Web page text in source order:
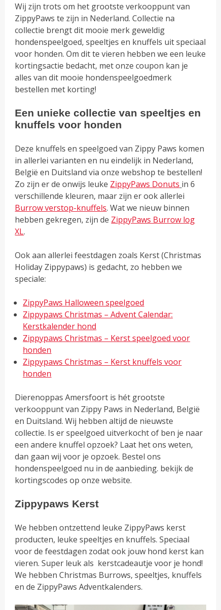
Wij zijn trots om het grootste verkooppunt van
ZippyPaws te zijn in Nederland. Collectie na
collectie brengt dit mooie merk geweldig
hondenspeelgoed, speeltjes en knuffels uit speciaal
voor honden. Om dit te vieren hebben we een leuke
kortingsactie bedacht, met onze coupon kan je
alles van dit mooie hondenspeelgoedmerk
bestellen met korting!
Een unieke collectie van speeltjes en
knuffels voor honden
Deze knuffels en speelgoed van Zippy Paws komen
in allerlei varianten en nu eindelijk in Nederland,
België en Duitsland via onze webshop te bestellen!
Zo zijn er de onwijs leuke ZippyPaws Donuts in 6
verschillende kleuren, maar zijn er ook allerlei
Burrow verstop-knuffels. Wat we nieuw binnen
hebben gekregen, zijn de ZippyPaws Burrow log
XL.
Ook aan allerlei feestdagen zoals Kerst (Christmas
Holiday Zippypaws) is gedacht, zo hebben we
speciale:
ZippyPaws Halloween speelgoed
Zippypaws Christmas – Advent Calendar:
Kerstkalender hond
Zippypaws Christmas – Kerst speelgoed voor
honden
Zippypaws Christmas – Kerst knuffels voor
honden
Dierenoppas Amersfoort is hét grootste
verkooppunt van Zippy Paws in Nederland, België
en Duitsland. Wij hebben altijd de nieuwste
collectie. Is er speelgoed uitverkocht of ben je naar
een andere knuffel opzoek? Laat het ons weten,
dan gaan wij voor je opzoek. Bestel ons
hondenspeelgoed nu in de aanbieding. bekijk de
kortingscodes op onze website.
Zippypaws Kerst
We hebben ontzettend leuke ZippyPaws kerst
producten, leuke speeltjes en knuffels. Speciaal
voor de feestdagen zodat ook jouw hond kerst kan
vieren. Super leuk als kerstcadeautje voor je hond!
We hebben Christmas Burrows, speeltjes, knuffels
en de ZippyPaws Adventkalenders.